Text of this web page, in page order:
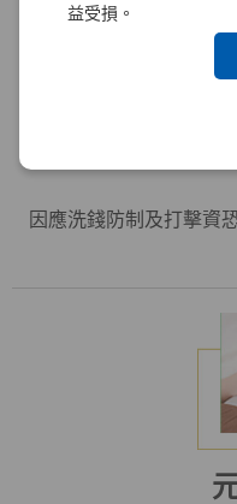
益受損。
因應洗錢防制及打擊資